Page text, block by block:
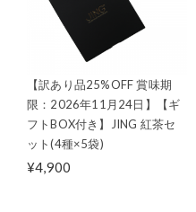
【訳あり品25%OFF 賞味期
限：2026年11月24日】【ギ
フトBOX付き】JING 紅茶セ
ット(4種×5袋)
¥4,900